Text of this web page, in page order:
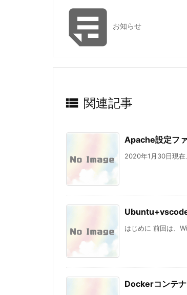
お知らせ
 関連記事
Apache設定フ
2020年1月30日現
はじめに 前回は、
Dockerコンテ